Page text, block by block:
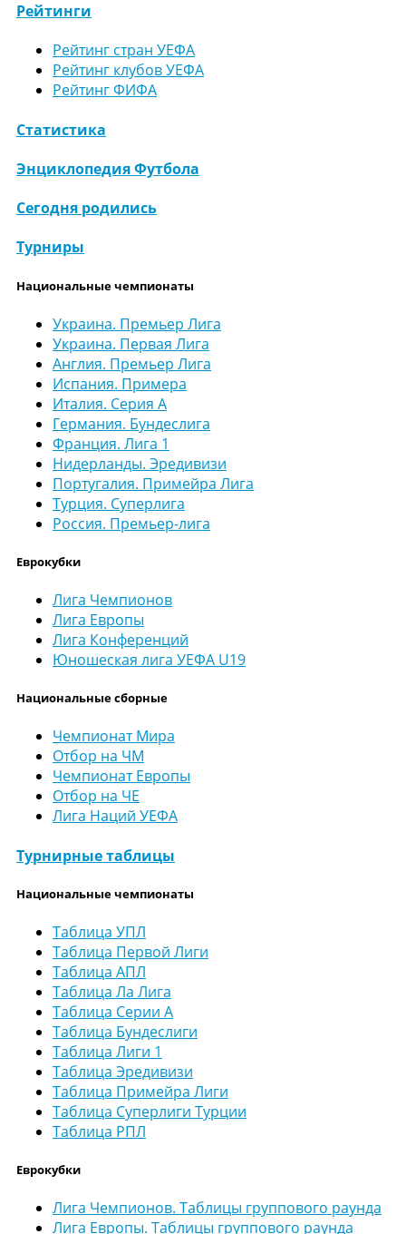
Рейтинги
Рейтинг стран УЕФА
Рейтинг клубов УЕФА
Рейтинг ФИФА
Статистика
Энциклопедия Футбола
Сегодня родились
Турниры
Национальные чемпионаты
Украина. Премьер Лига
Украина. Первая Лига
Англия. Премьер Лига
Испания. Примера
Италия. Серия А
Германия. Бундеслига
Франция. Лига 1
Нидерланды. Эредивизи
Португалия. Примейра Лига
Турция. Суперлига
Россия. Премьер-лига
Еврокубки
Лига Чемпионов
Лига Европы
Лига Конференций
Юношеская лига УЕФА U19
Национальные сборные
Чемпионат Мира
Отбор на ЧМ
Чемпионат Европы
Отбор на ЧЕ
Лига Наций УЕФА
Турнирные таблицы
Национальные чемпионаты
Таблица УПЛ
Таблица Первой Лиги
Таблица АПЛ
Таблица Ла Лига
Таблица Серии А
Таблица Бундеслиги
Таблица Лиги 1
Таблица Эредивизи
Таблица Примейра Лиги
Таблица Суперлиги Турции
Таблица РПЛ
Еврокубки
Лига Чемпионов. Таблицы группового раунда
Лига Европы. Таблицы группового раунда